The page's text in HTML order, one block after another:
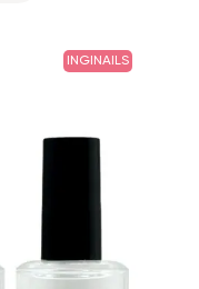
INGINAILS